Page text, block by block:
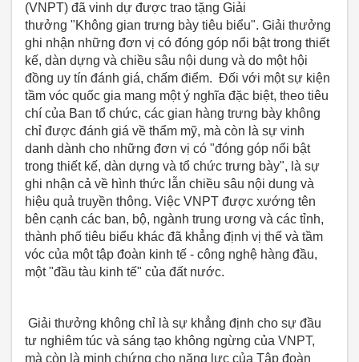
(VNPT) đã vinh dự được trao tặng Giải
thưởng "Không gian trưng bày tiêu biểu". Giải thưởng
ghi nhận những đơn vị có đóng góp nổi bật trong thiết
kế, dàn dựng và chiều sâu nội dung và do một hội
đồng uy tín đánh giá, chấm điểm. Đối với một sự kiện
tầm vóc quốc gia mang một ý nghĩa đặc biệt, theo tiêu
chí của Ban tổ chức, các gian hàng trưng bày không
chỉ được đánh giá về thẩm mỹ, mà còn là sự vinh
danh dành cho những đơn vị có "đóng góp nổi bật
trong thiết kế, dàn dựng và tổ chức trưng bày", là sự
ghi nhận cả về hình thức lẫn chiều sâu nội dung và
hiệu quả truyền thông. Việc VNPT được xướng tên
bên cạnh các ban, bộ, ngành trung ương và các tỉnh,
thành phố tiêu biểu khác đã khẳng định vị thế và tầm
vóc của một tập đoàn kinh tế - công nghệ hàng đầu,
một "đầu tàu kinh tế" của đất nước.
Giải thưởng không chỉ là sự khẳng định cho sự đầu
tư nghiêm túc và sáng tạo không ngừng của VNPT,
mà còn là minh chứng cho năng lực của Tập đoàn